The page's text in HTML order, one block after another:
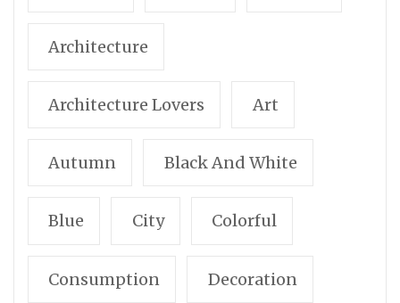
Architecture
Architecture Lovers Art
Autumn Black And White
Blue City Colorful
Consumption Decoration